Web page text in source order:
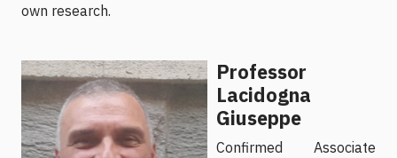
own research.
Professor
Lacidogna
Giuseppe
Confirmed Associate